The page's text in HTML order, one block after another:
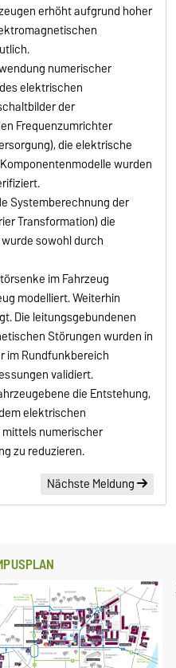
erhöht aufgrund hoher
numerischer
elektrischen
der
Frequenzumrichter
die elektrische
wurden
Systemberechnung der
Transformation) die
sowohl durch
im Fahrzeug
modelliert. Weiterhin
Die leitungsgebundenen
Störungen wurden in
im Rundfunkbereich
validiert.
die Entstehung,
elektrischen
numerischer
zu reduzieren.
Nächste Meldung